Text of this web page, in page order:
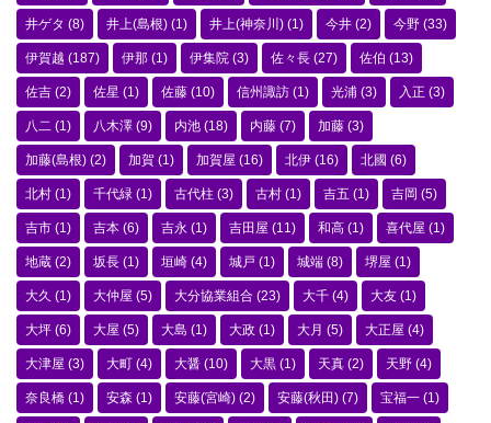
井ゲタ (8) 井上(島根) (1) 井上(神奈川) (1) 今井 (2) 今野 (33)
伊賀越 (187) 伊那 (1) 伊集院 (3) 佐々長 (27) 佐伯 (13)
佐吉 (2) 佐星 (1) 佐藤 (10) 信州諏訪 (1) 光浦 (3) 入正 (3)
八二 (1) 八木澤 (9) 内池 (18) 内藤 (7) 加藤 (3)
加藤(島根) (2) 加賀 (1) 加賀屋 (16) 北伊 (16) 北國 (6)
北村 (1) 千代緑 (1) 古代柱 (3) 古村 (1) 吉五 (1) 吉岡 (5)
吉市 (1) 吉本 (6) 吉永 (1) 吉田屋 (11) 和高 (1) 喜代屋 (1)
地蔵 (2) 坂長 (1) 垣崎 (4) 城戸 (1) 城端 (8) 堺屋 (1)
大久 (1) 大仲屋 (5) 大分協業組合 (23) 大千 (4) 大友 (1)
大坪 (6) 大屋 (5) 大島 (1) 大政 (1) 大月 (5) 大正屋 (4)
大津屋 (3) 大町 (4) 大醤 (10) 大黒 (1) 天真 (2) 天野 (4)
奈良橋 (1) 安森 (1) 安藤(宮崎) (2) 安藤(秋田) (7) 宝福一 (1)